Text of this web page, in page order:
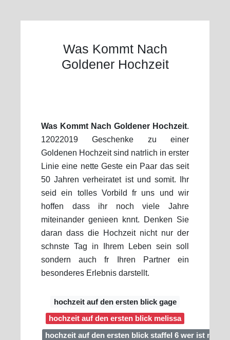
Was Kommt Nach
Goldener Hochzeit
Was Kommt Nach Goldener Hochzeit.
12022019 Geschenke zu einer
Goldenen Hochzeit sind natrlich in erster
Linie eine nette Geste ein Paar das seit
50 Jahren verheiratet ist und somit. Ihr
seid ein tolles Vorbild fr uns und wir
hoffen dass ihr noch viele Jahre
miteinander genieen knnt. Denken Sie
daran dass die Hochzeit nicht nur der
schnste Tag in Ihrem Leben sein soll
sondern auch fr Ihren Partner ein
besonderes Erlebnis darstellt.
hochzeit auf den ersten blick gage
hochzeit auf den ersten blick melissa
hochzeit auf den ersten blick staffel 6 wer ist noch